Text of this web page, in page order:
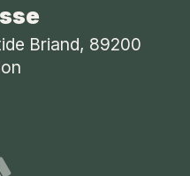
Briand, 89200